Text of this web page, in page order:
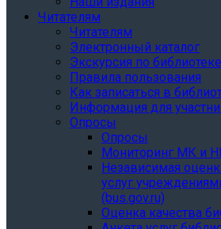
Читателям
Читателям
Электронный каталог
Экскурсия по библиотеке
Правила пользования
Как записаться в
Информация для
Опросы
Опросы
Мониторинг МК и
Независимая
услуг
(bus.gov.ru)
Оценка качества